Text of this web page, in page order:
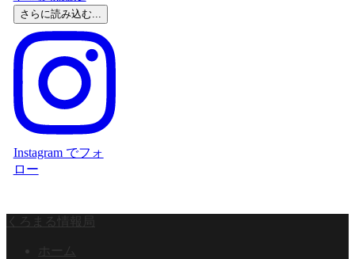
さらに読み込む...
Instagram でフォ
ロー
くろまる情報局
ホーム